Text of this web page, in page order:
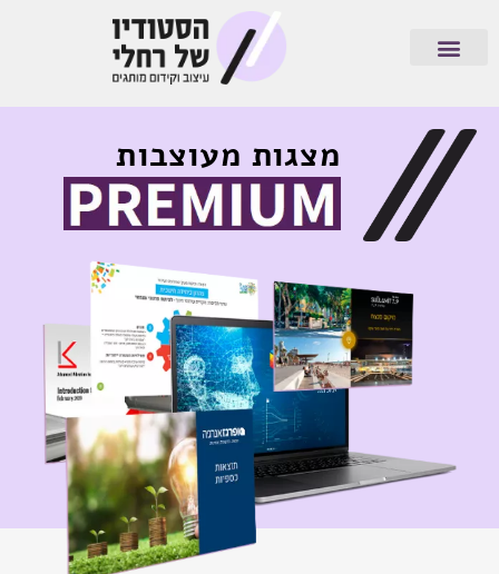
מצגות מעוצבות